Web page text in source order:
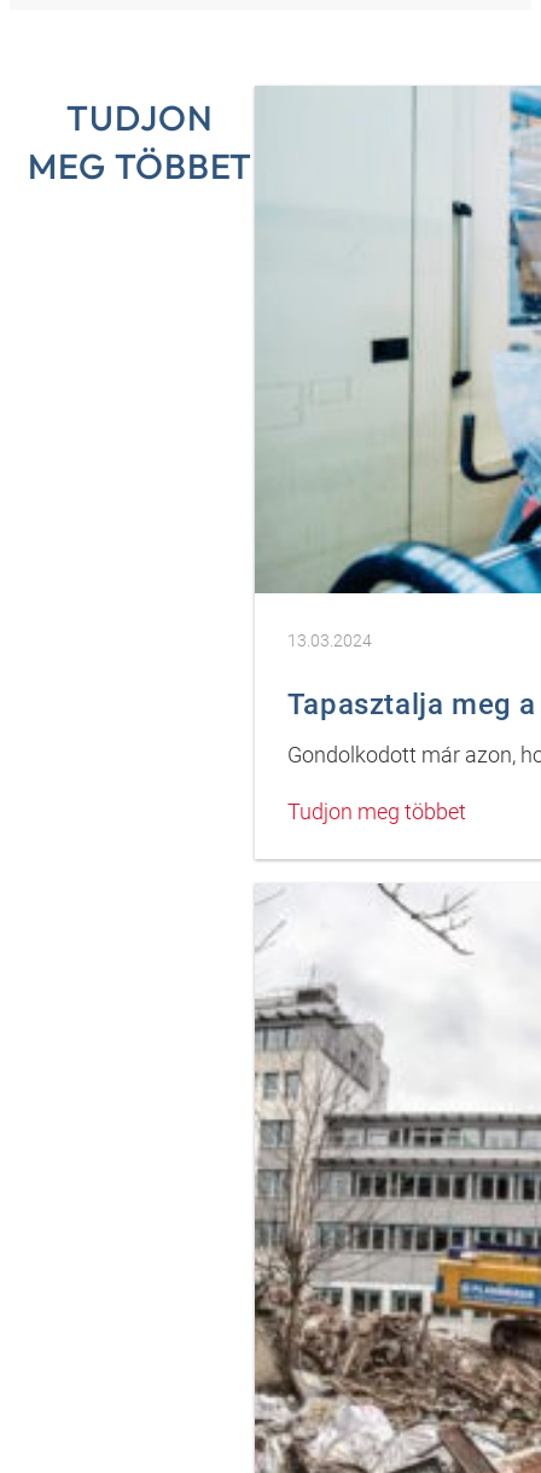
TUDJON
MEG TÖBBET
13.03.2024
Tapasztalja meg
Gondolkodott már azon,
Tudjon meg többet